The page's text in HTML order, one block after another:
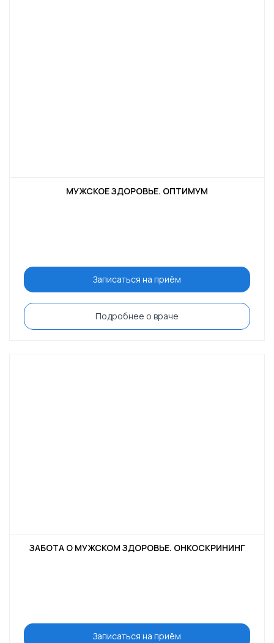
МУЖСКОЕ ЗДОРОВЬЕ. ОПТИМУМ
Записаться на приём
Подробнее о враче
ЗАБОТА О МУЖСКОМ ЗДОРОВЬЕ. ОНКОСКРИНИНГ
Записаться на приём